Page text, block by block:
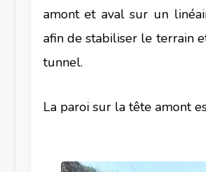
amont et aval sur un
afin de stabiliser le terrain
tunnel.
La paroi sur la tête amont